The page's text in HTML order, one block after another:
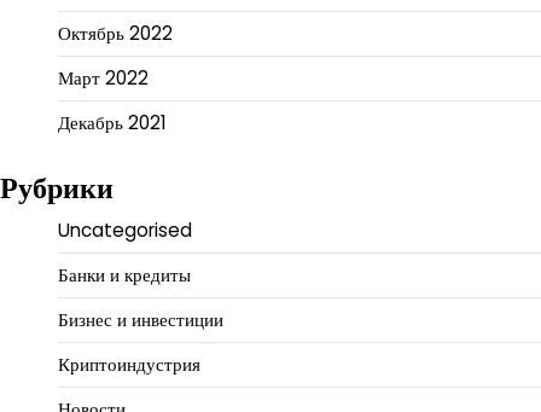
Октябрь 2022
Март 2022
Декабрь 2021
Рубрики
Uncategorised
Банки и кредиты
Бизнес и инвестиции
Криптоиндустрия